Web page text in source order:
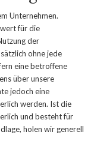
Unternehmen.
für die
der
ohne jede
eine betroffene
über unsere
jedoch eine
werden. Ist die
und besteht für
holen wir generell